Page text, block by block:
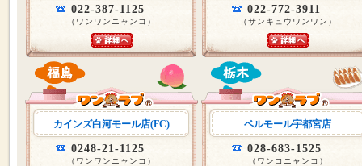
022-387-1125
（ワンワンニャンコ）
022-772-3911
（サンキュウワンワン）
カインズ白河モール店(FC)
0248-21-1125
（ワンワンニャンコ）
ベルモール宇都宮店
028-683-1525
（ワンコニャンコ）